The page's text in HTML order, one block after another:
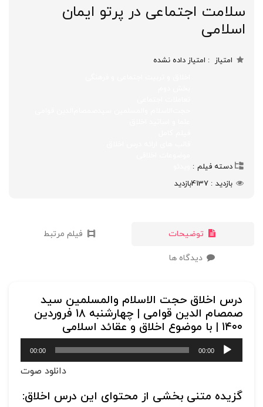
سلامت اجتماعی در پرتو ایمان
اسلامی
امتیاز امتیاز داده نشده
دسته فیلم
بازدید
4137بازدید
توضیحات فیلم مرتبط
دیدگاه ها
درس اخلاق حجت الاسلام والمسلمین سید
صمصام الدین قوامی | چهارشنبه ۱۸ فروردین
۱۴۰۰ | با موضوع اخلاق و عقائد اسلامی
پخش‌کننده
صوت
00:00
00:00
دانلود صوت
گزیده متنی بخشی از محتوای این درس اخلاق: